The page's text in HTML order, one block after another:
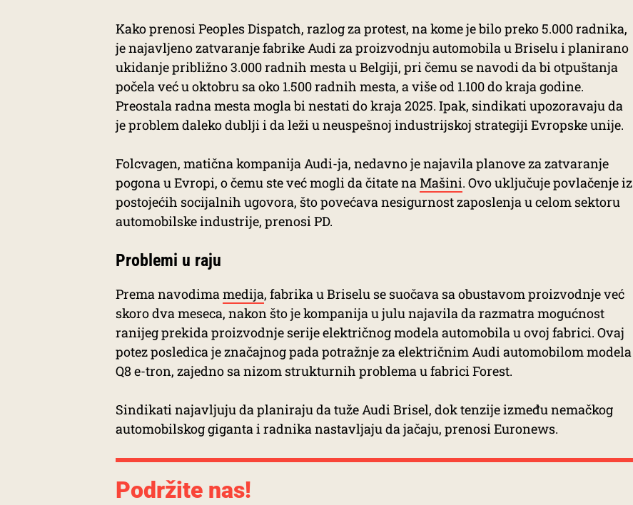
Kako prenosi Peoples Dispatch, razlog za protest, na kome je bilo preko 5.000 radnika,
je najavljeno zatvaranje fabrike Audi za proizvodnju automobila u Briselu i planirano
ukidanje približno 3.000 radnih mesta u Belgiji, pri čemu se navodi da bi otpuštanja
počela već u oktobru sa oko 1.500 radnih mesta, a više od 1.100 do kraja godine.
Preostala radna mesta mogla bi nestati do kraja 2025. Ipak, sindikati upozoravaju da
je problem daleko dublji i da leži u neuspešnoj industrijskoj strategiji Evropske unije.
Folcvagen, matična kompanija Audi-ja, nedavno je najavila planove za zatvaranje
pogona u Evropi, o čemu ste već mogli da čitate naMašini. Ovo uključuje povlačenje iz
postojećih socijalnih ugovora, što povećava nesigurnost zaposlenja u celom sektoru
automobilske industrije, prenosi PD.
Problemi u raju
Prema navodimamedija, fabrika u Briselu se suočava sa obustavom proizvodnje već
skoro dva meseca, nakon što je kompanija u julu najavila da razmatra mogućnost
ranijeg prekida proizvodnje serije električnog modela automobila u ovoj fabrici. Ovaj
potez posledica je značajnog pada potražnje za električnim Audi automobilom modela
Q8 e-tron, zajedno sa nizom strukturnih problema u fabrici Forest.
Sindikati najavljuju da planiraju da tuže Audi Brisel, dok tenzije između nemačkog
automobilskog giganta i radnika nastavljaju da jačaju, prenosi Euronews.
Podržite nas!